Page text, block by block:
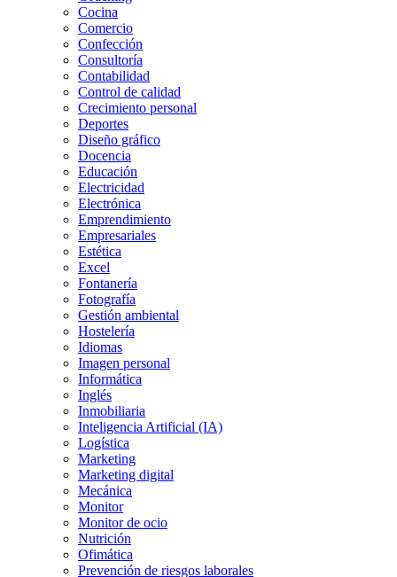
Cocina
Comercio
Confección
Consultoría
Contabilidad
Control de calidad
Crecimiento personal
Deportes
Diseño gráfico
Docencia
Educación
Electricidad
Electrónica
Emprendimiento
Empresariales
Estética
Excel
Fontanería
Fotografía
Gestión ambiental
Hostelería
Idiomas
Imagen personal
Informática
Inglés
Inmobiliaria
Inteligencia Artificial (IA)
Logística
Marketing
Marketing digital
Mecánica
Monitor
Monitor de ocio
Nutrición
Ofimática
Prevención de riesgos laborales